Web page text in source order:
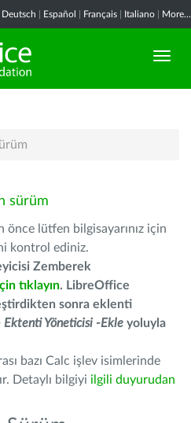
Deutsch Español Français Italiano More...
sürüm
önce lütfen bilgisayarınız için
kontrol ediniz.
Zemberek
tıklayın. LibreOffice
sonra eklenti
Ektenti Yöneticisi -Ekle yoluyla
bazı Calc işlev isimlerinde
Detaylı bilgiyi ilgili duyurudan